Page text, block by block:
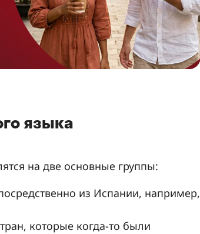
языка
на две основные группы:
из Испании, например,
которые когда-то были